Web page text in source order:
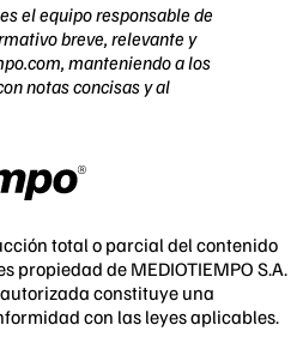
el equipo responsable de
breve, relevante y
manteniendo a los
notas concisas y al
total o parcial del contenido
propiedad de MEDIOTIEMPO S.A.
autorizada constituye una
con las leyes aplicables.